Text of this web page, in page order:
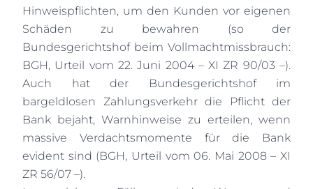
Hinweispflichten, um den Kunden vor eigenen
Schäden zu bewahren (so der
Bundesgerichtshof beim Vollmachtmissbrauch:
BGH, Urteil vom 22. Juni 2004 – XI ZR 90/03 –).
Auch hat der Bundesgerichtshof im
bargeldlosen Zahlungsverkehr die Pflicht der
Bank bejaht, Warnhinweise zu erteilen, wenn
massive Verdachtsmomente für die Bank
evident sind (BGH, Urteil vom 06. Mai 2008 – XI
ZR 56/07 –).